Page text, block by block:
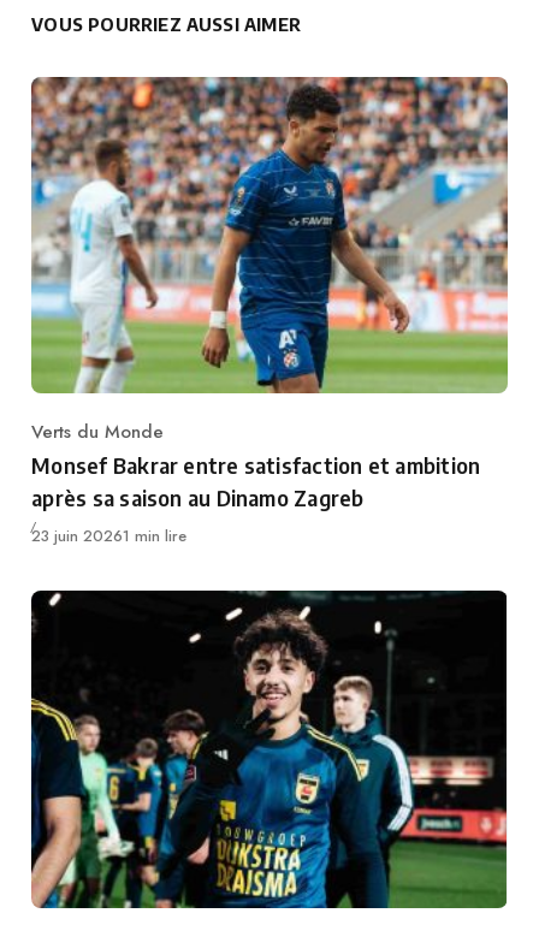
VOUS POURRIEZ AUSSI AIMER
Category
Verts du Monde
Monsef Bakrar entre satisfaction et ambition
après sa saison au Dinamo Zagreb
Publié
23 juin 20261 min lire